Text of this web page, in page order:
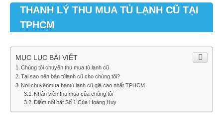
THANH LÝ THU MUA TỦ LẠNH CŨ TẠI
TPHCM
MỤC LỤC BÀI VIẾT
Chúng tôi chuyên thu mua tủ lạnh cũ
Tại sao nên bán tủlạnh cũ cho chúng tôi?
Nơi chuyênmua bántủ lạnh cũ giá cao nhất TPHCM
Nhân viên thu mua của chúng tôi
Điểm nổi bật Số 1 Của Hoàng Huy